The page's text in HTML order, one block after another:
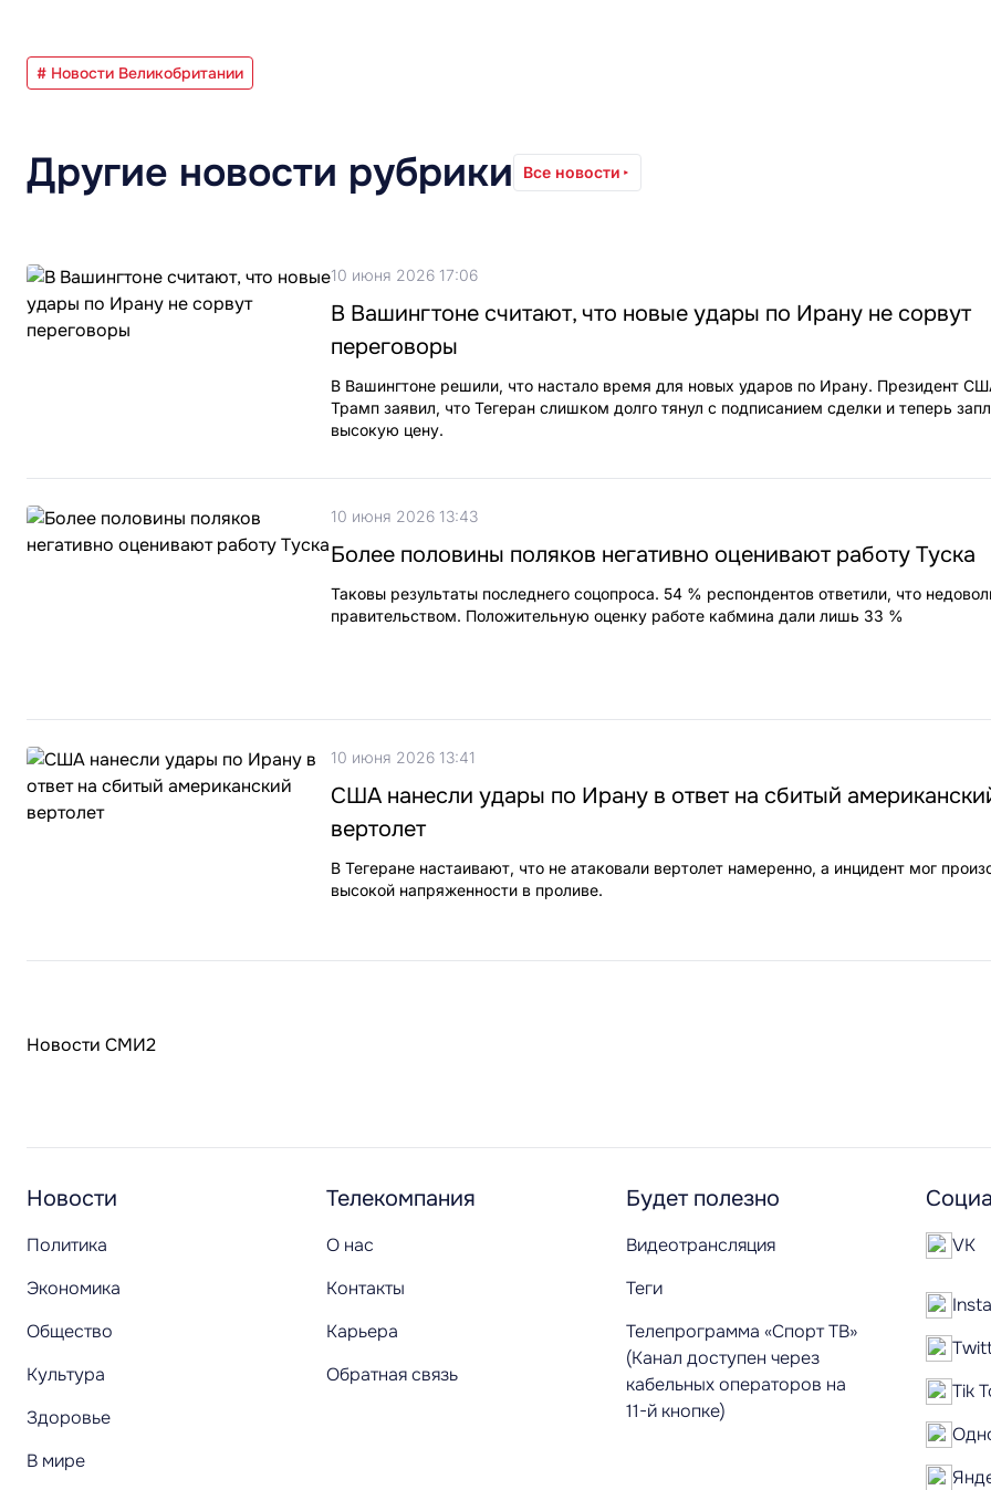
# Новости Великобритании
Другие новости рубрики Все новости
10 июня 2026 17:06
В Вашингтоне считают, что новые удары по Ирану не сорвут
переговоры
В Вашингтоне решили, что настало время для новых ударов по Ирану. Президент
Трамп заявил, что Тегеран слишком долго тянул с подписанием сделки и теперь
высокую цену.
10 июня 2026 13:43
Более половины поляков негативно оценивают работу Туска
Таковы результаты последнего соцопроса. 54 % респондентов ответили, что
правительством. Положительную оценку работе кабмина дали лишь 33 %
10 июня 2026 13:41
США нанесли удары по Ирану в ответ на сбитый
вертолет
В Тегеране настаивают, что не атаковали вертолет намеренно, а инцидент мог
высокой напряженности в проливе.
Новости СМИ2
Новости
Политика
Экономика
Общество
Культура
Здоровье
В мире
Телекомпания
О нас
Контакты
Карьера
Обратная связь
Будет полезно
Видеотрансляция
Теги
Телепрограмма «Спорт ТВ»
(Канал доступен через
кабельных операторов на
11-й кнопке)
VK
Tik